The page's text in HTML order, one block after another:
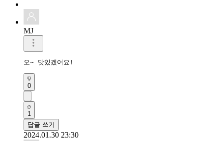
MJ
오~ 맛있겠어요!
0
1
답글 쓰기
2024.01.30 23:30